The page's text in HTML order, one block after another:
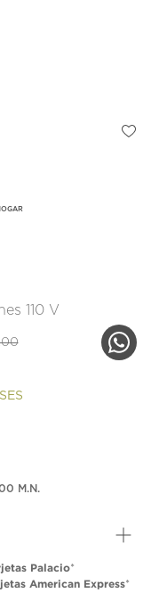
110 V
M.N.
Palacio*
American Express*